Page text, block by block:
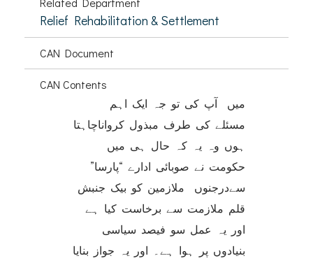
Relief Rehabilitation & Settlement
CAN Document
CAN Contents
مسئلے کی طرف مبذول کرواناچاہتا
ہوں وہ یہ کہ حال ہی میں
حکومت نے صوبائی ادارے “پارسا”
سےدرجنوں ملازمین کو بیک جنبش
قلم ملازمت سے برخاست کیا ہے
اور یہ عمل سو فیصد سیاسی
بنیادوں پر ہوا ہے۔ اور یہ جواز بنایا